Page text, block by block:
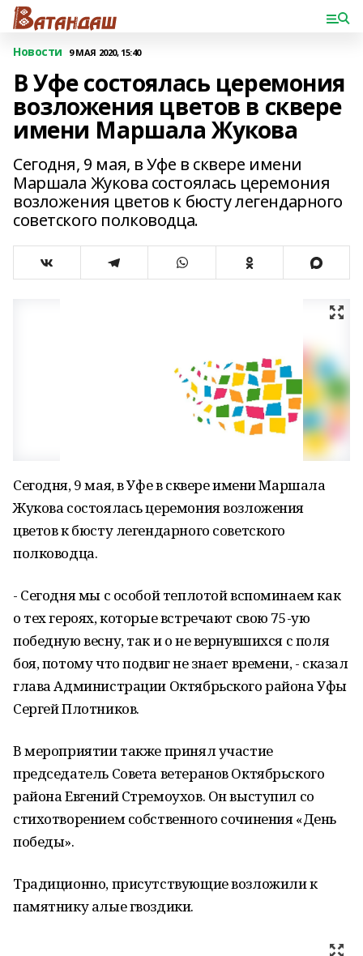
Новости 9 МАЯ 2020, 15:40
В Уфе состоялась церемония
возложения цветов в сквере
имени Маршала Жукова
Сегодня, 9 мая, в Уфе в сквере имени
Маршала Жукова состоялась церемония
возложения цветов к бюсту легендарного
советского полководца.
Сегодня, 9 мая, в Уфе в сквере имени Маршала
Жукова состоялась церемония возложения
цветов к бюсту легендарного советского
полководца.
- Сегодня мы с особой теплотой вспоминаем как
о тех героях, которые встречают свою 75-ую
победную весну, так и о не вернувшихся с поля
боя, потому что подвиг не знает времени, - сказал
глава Администрации Октябрьского района Уфы
Сергей Плотников.
В мероприятии также принял участие
председатель Совета ветеранов Октябрьского
района Евгений Стремоухов. Он выступил со
стихотворением собственного сочинения «День
победы».
Традиционно, присутствующие возложили к
памятнику алые гвоздики.